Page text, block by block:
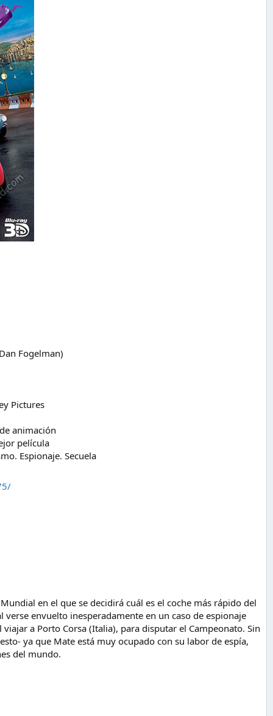
Fogelman)
Pictures
animación
película
Espionaje. Secuela
en el que se decidirá cuál es el coche más rápido del
envuelto inesperadamente en un caso de espionaje
a Porto Corsa (Italia), para disputar el Campeonato. Sin
ya que Mate está muy ocupado con su labor de espía,
del mundo.